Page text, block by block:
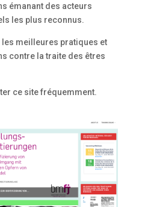
émanant des acteurs
les plus reconnus.
les meilleures pratiques et
contre la traite des êtres
ce site fréquemment.